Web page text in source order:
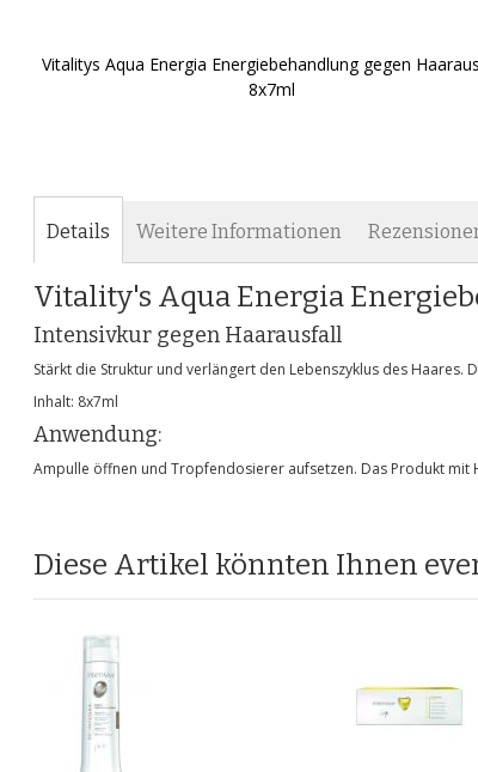
Vitalitys Aqua Energia Energiebehandlung gegen
8x7ml
springen
Details
Vitality's Aqua Energia
Intensivkur gegen Haarausfall
Stärkt die Struktur und verlängert den Lebenszyklus des
Inhalt: 8x7ml
Anwendung:
Ampulle öffnen und Tropfendosierer aufsetzen. Das Produkt
Weitere Informationen
Diese Artikel könnten Ihnen